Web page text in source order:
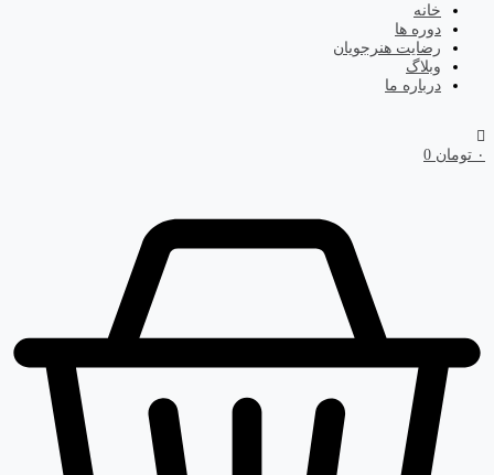
خانه
دوره ها
رضایت هنرجویان
وبلاگ
درباره ما
۰ تومان 0